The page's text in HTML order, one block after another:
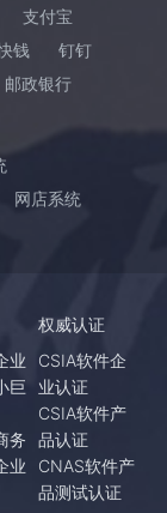
支付宝
钱
钉钉
邮政银行
网店系统
业
巨
务
业
权威认证
CSIA软件企
业认证
CSIA软件产
品认证
CNAS软件产
品测试认证